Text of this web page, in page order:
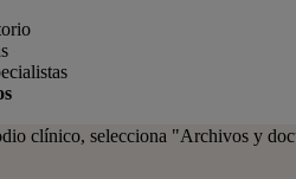
clínico, selecciona "Archivos y